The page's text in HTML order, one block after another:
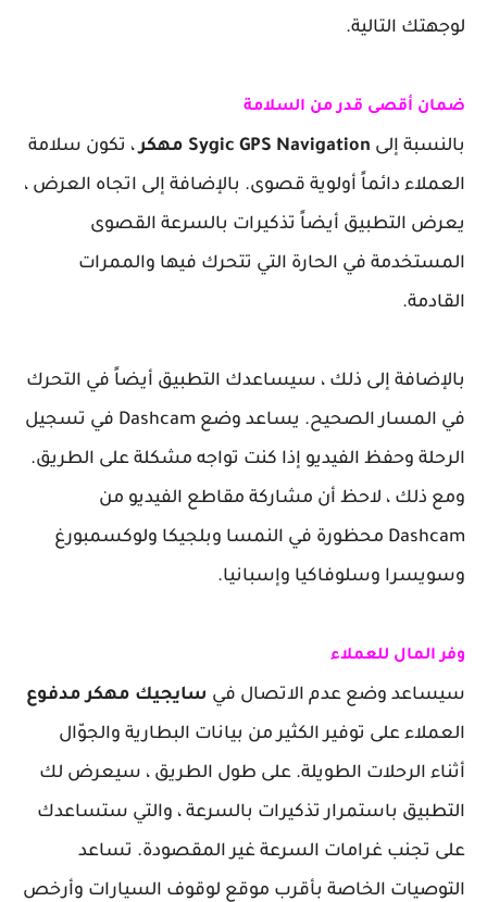
لوجهتك التالية.
ضمان أقصى قدر من السلامة
بالنسبة إلى Sygic GPS Navigation مهكر
، تكون سلامة
العملاء دائماً أولوية قصوى. بالإضافة إلى اتجاه العرض ،
يعرض التطبيق أيضاً تذكيرات بالسرعة القصوى
المستخدمة في الحارة التي تتحرك فيها والممرات
القادمة.
بالإضافة إلى ذلك ، سيساعدك التطبيق أيضاً في التحرك
في المسار الصحيح. يساعد وضع Dashcam في تسجيل
الرحلة وحفظ الفيديو إذا كنت تواجه مشكلة على الطريق.
ومع ذلك ، لاحظ أن مشاركة مقاطع الفيديو من
Dashcam محظورة في النمسا وبلجيكا ولوكسمبورغ
وسويسرا وسلوفاكيا وإسبانيا.
وفر المال للعملاء
سيساعد وضع عدم الاتصال في سايجيك مهكر مدفوع
العملاء على توفير الكثير من بيانات البطارية والجوّال
أثناء الرحلات الطويلة. على طول الطريق ، سيعرض لك
التطبيق باستمرار تذكيرات بالسرعة ، والتي ستساعدك
على تجنب غرامات السرعة غير المقصودة. تساعد
التوصيات الخاصة بأقرب موقع لوقوف السيارات وأرخص